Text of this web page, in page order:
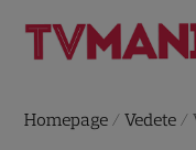
Homepage /Vedete /